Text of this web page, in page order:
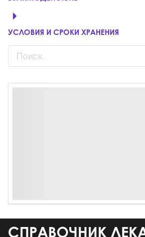
УСЛОВИЯ И СРОКИ ХРАНЕНИЯ